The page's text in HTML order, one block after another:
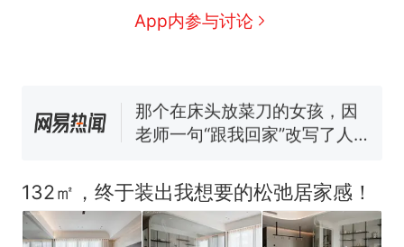
App内参与讨论
140多朵
美国渔民钓获鲨鱼徒手将其拽
回大海 目击者直呼震惊 （视频
生
笔试第一被第二名传话劝弃考
官方通报
么？
132㎡，终于装出我想要的松弛居家感！